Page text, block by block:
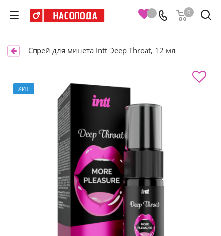
0
Спрей для минета Intt Deep Throat, 12 мл
ХИТ